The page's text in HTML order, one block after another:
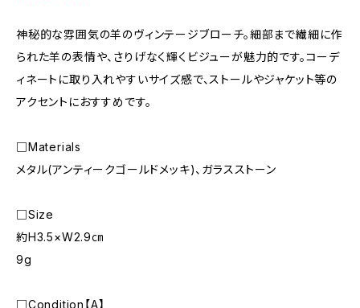
神秘的な雰囲気の羊のヴィンテージブローチ。細部まで繊細に作
られた羊の表情や、さりげなく輝くビジューが魅力的です。コーデ
ィネートに取り入れやすいサイズ感で、ストールやジャケット等の
アクセントにおすすめです。
□Materials
メタル(アンティークゴールドメッキ)、ガラスストーン
□Size
約H3.5×W2.9㎝
9g
□Condition【A】